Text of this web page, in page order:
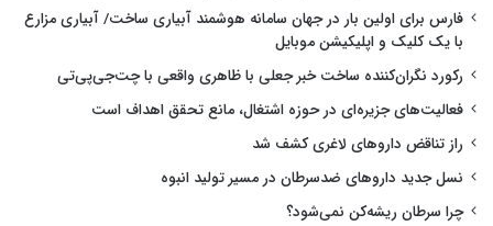
فارس برای اولین بار در جهان سامانه هوشمند آبیاری ساخت/ آبیاری مزارع
با یک کلیک و اپلیکیشن موبایل
رکورد نگران‌کننده ساخت خبر جعلی با ظاهری واقعی با چت‌جی‌پی‌تی
فعالیت‌های جزیره‌ای در حوزه اشتغال، مانع تحقق اهداف است
راز تناقض داروهای لاغری کشف شد
نسل جدید داروهای ضدسرطان در مسیر تولید انبوه
چرا سرطان ریشه‌کن نمی‌شود؟